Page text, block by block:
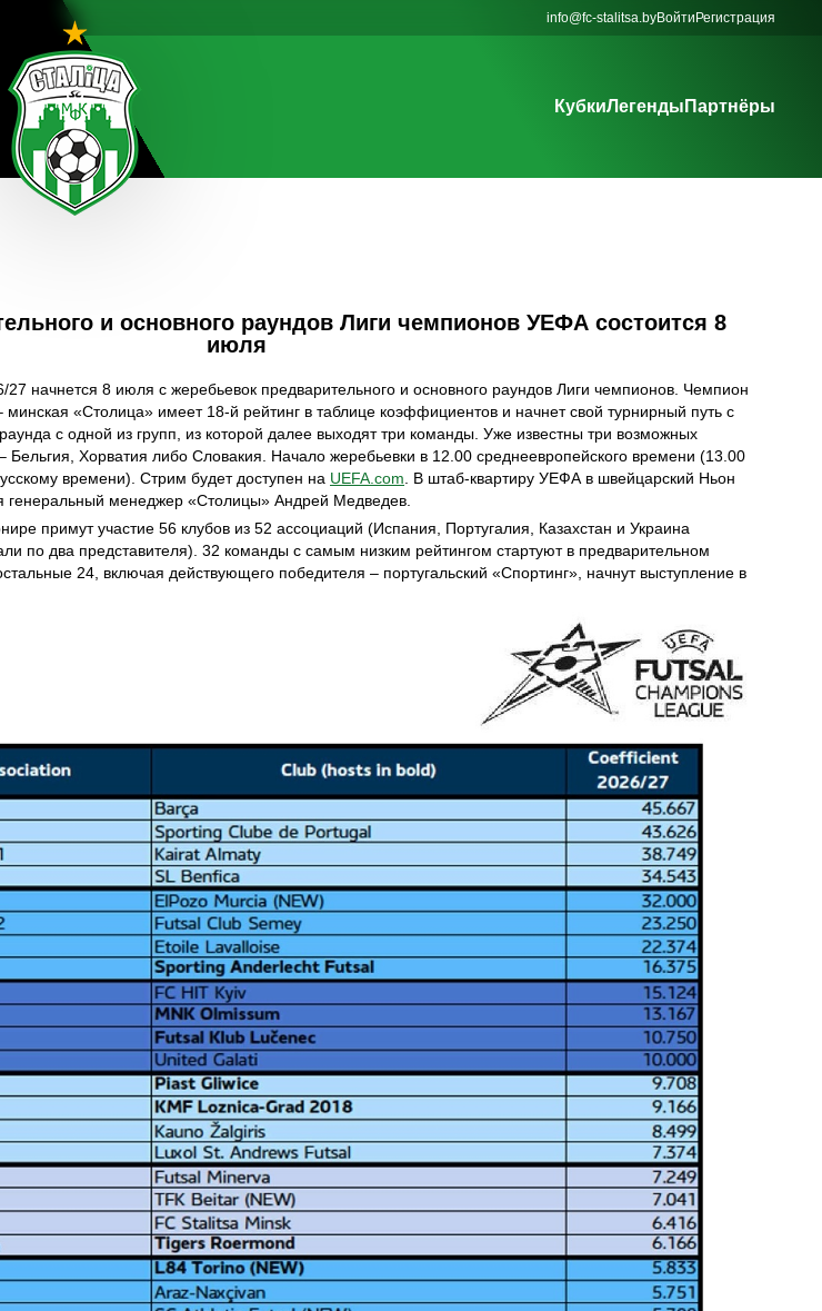
info@fc-stalitsa.byВойти Регистрация
КубкиЛегенды Партнёры
и основного раундов Лиги чемпионов УЕФА состоится 8
июля
27 начнется 8 июля с жеребьевок предварительного и основного раундов Лиги чемпионов. Чемпион
минская «Столица» имеет 18-й рейтинг в таблице коэффициентов и начнет свой турнирный путь с
с одной из групп, из которой далее выходят три команды. Уже известны три возможных
Бельгия, Хорватия либо Словакия. Начало жеребьевки в 12.00 среднеевропейского времени (13.00
времени). Стрим будет доступен на UEFA.com . В штаб-квартиру УЕФА в швейцарский Ньон
генеральный менеджер «Столицы» Андрей Медведев.
примут участие 56 клубов из 52 ассоциаций (Испания, Португалия, Казахстан и Украина
по два представителя). 32 команды с самым низким рейтингом стартуют в предварительном
24, включая действующего победителя – португальский «Спортинг», начнут выступление в